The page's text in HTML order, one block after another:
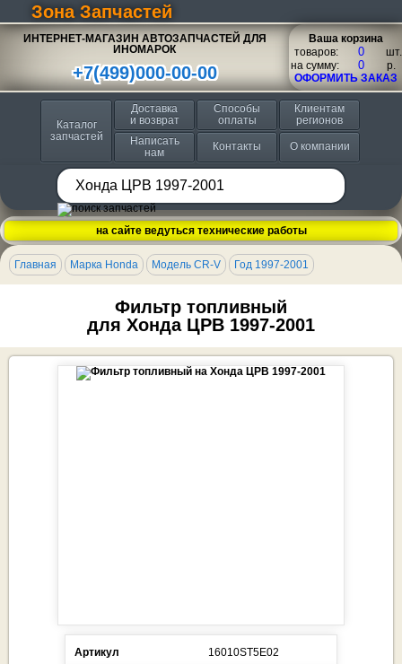
Зона Запчастей
ИНТЕРНЕТ-МАГАЗИН АВТОЗАПЧАСТЕЙ ДЛЯ
ИНОМАРОК
+7(499)000-00-00
Ваша корзина
товаров:
шт.
на сумму:
p.
ОФОРМИТЬ ЗАКАЗ
Каталог
запчастей
Доставка
и возврат
Способы
оплаты
Клиентам
регионов
Написать
нам
Контакты О компании
на сайте ведуться технические работы
Главная Марка Honda Модель CR-V Год 1997-2001
Фильтр топливный
для Хонда ЦРВ 1997-2001
Артикул 16010ST5E02